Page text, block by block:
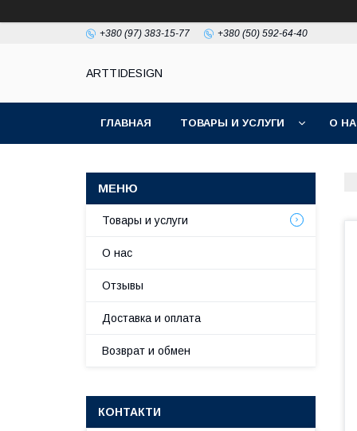
+380 (97) 383-15-77 +380 (50) 592-64-40
ARTTIDESIGN
ГЛАВНАЯ ТОВАРЫ И УСЛУГИ О
Товары и услуги
О нас
Отзывы
Доставка и оплата
Возврат и обмен
КОНТАКТИ